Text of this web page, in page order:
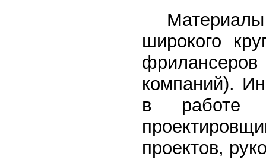
Материалы
широкого
фрилансеров
компаний).
в работе
проектов,